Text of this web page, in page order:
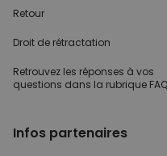
Retour
Droit de rétractation
Retrouvez les réponses à vos
questions dans la rubrique
Infos partenaires